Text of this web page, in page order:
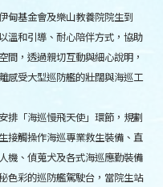
甸基金會及樂山教養院院生到
溫和引導、耐心陪伴方式，協助
間，透過親切互動與細心說明，
感受大型巡防艦的壯闊與海巡工
排「海巡慢飛天使」環節，規劃
接觸操作海巡專業救生裝備、直
機、偵蒐犬及各式海巡應勤裝備
色彩的巡防艦駕駛台，當院生站